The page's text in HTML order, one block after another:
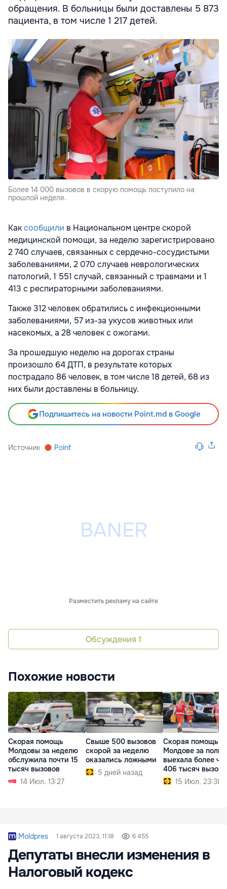
обращения. В больницы были доставлены 5 873
пациента, в том числе 1 217 детей.
Более 14 000 вызовов в скорую помощь поступило на
прошлой неделе.
Каксообщили в Национальном центре скорой
медицинской помощи, за неделю зарегистрировано
2 740 случаев, связанных с сердечно-сосудистыми
заболеваниями, 2 070 случаев неврологических
патологий, 1 551 случай, связанный с травмами и 1
413 с респираторными заболеваниями.
Также 312 человек обратились с инфекционными
заболеваниями, 57 из-за укусов животных или
насекомых, а 28 человек с ожогами.
За прошедшую неделю на дорогах страны
произошло 64 ДТП, в результате которых
пострадало 86 человек, в том числе 18 детей, 68 из
них были доставлены в больницу.
Подпишитесь на новости Point.md в Google
Источник Point
Разместить рекламу на сайте
Обсуждения 1
Похожие новости
Скорая помощь
Молдовы за неделю
обслужила почти 15
тысяч вызовов
14 Июл. 13:27
Свыше 500 вызовов
скорой за неделю
оказались ложными
5 дней назад
Скорая помощь в
Молдове за
выехала более
406 тысяч
15 Июл. 23:38
Moldpres 1 августа 2023, 11:18 6 455
Депутаты внесли изменения в
Налоговый кодекс